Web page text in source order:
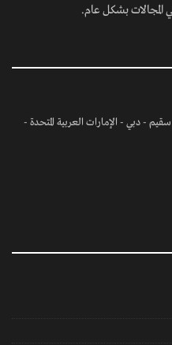
بشكل عام.
- دبي - الإمارات العربية المتحدة -